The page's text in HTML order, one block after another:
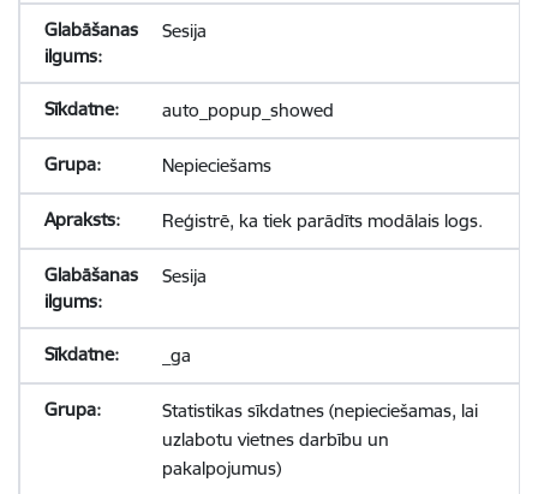
Sesija
auto_popup_showed
Nepieciešams
Reģistrē, ka tiek parādīts modālais logs.
Sesija
_ga
Statistikas sīkdatnes (nepieciešamas, lai
uzlabotu vietnes darbību un
pakalpojumus)